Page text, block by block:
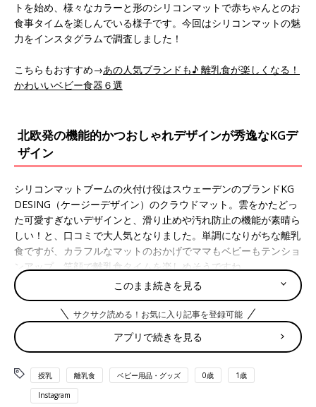
トを始め、様々なカラーと形のシリコンマットで赤ちゃんとのお
食事タイムを楽しんでいる様子です。今回はシリコンマットの魅
力をインスタグラムで調査しました！
こちらもおすすめ→あの人気ブランドも♪ 離乳食が楽しくなる！
かわいいベビー食器６選
北欧発の機能的かつおしゃれデザインが秀逸なKGデ
ザイン
シリコンマットブームの火付け役はスウェーデンのブランドKG
DESING（ケージーデザイン）のクラウドマット。雲をかたどっ
た可愛すぎないデザインと、滑り止めや汚れ防止の機能が素晴ら
しい！と、口コミで大人気となりました。単調になりがちな離乳
食ですが、カラフルなマットのおかげでママもベビーもテンショ
ンアップ。笑顔で離乳食タイムを楽しめそうですね。
★爽やかなブルーのクラウドマットはマストバイ
このまま続きを見る
サクサク読める！お気に入り記事を登録可能
アプリで続きを見る
授乳 離乳食 ベビー用品・グッズ 0歳 1歳
Instagram